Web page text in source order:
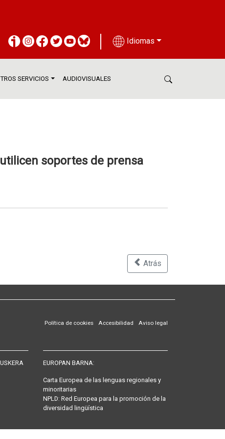
Idiomas
SERVICIOS AUDIOVISUALES
soportes de prensa
Atrás
Aviso legal
Accesibilidad
Política de cookies
EUROPAN BARNA:
Carta Europea de las lenguas regionales y
minoritarias
NPLD: Red Europea para la promoción de la
diversidad lingüística